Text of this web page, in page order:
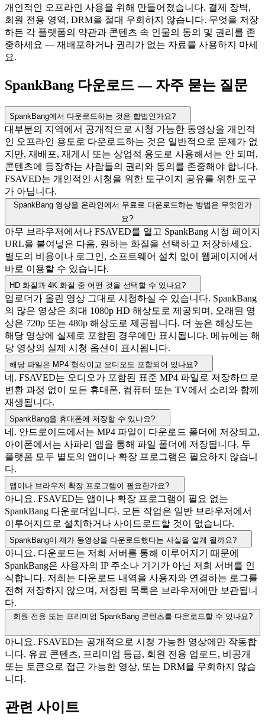
개인적인 오프라인 사용을 위해 만들어졌습니다. 결제 장벽,
회원 전용 영역, DRM을 절대 우회하지 않습니다. 무엇을 저장
하든 각 플랫폼의 약관과 콘텐츠 속 인물의 동의 및 권리를 존
중하세요 — 재배포하거나 권리가 없는 자료를 사용하지 마세
요.
SpankBang 다운로드 — 자주 묻는 질문
SpankBang에서 다운로드하는 것은 합법인가요?
대부분의 지역에서 공개적으로 시청 가능한 동영상을 개인적
인 오프라인 용도로 다운로드하는 것은 일반적으로 문제가 없
지만, 재배포, 재게시 또는 상업적 용도로 사용해서는 안 되며,
콘텐츠에 등장하는 사람들의 권리와 동의를 존중해야 합니다.
FSAVED는 개인적인 시청을 위한 도구이지 공유를 위한 도구
가 아닙니다.
SpankBang 영상을 온라인에서 무료로 다운로드하는 방법은 무엇인가
요?
아무 브라우저에서나 FSAVED를 열고 SpankBang 시청 페이지
URL을 붙여넣은 다음, 원하는 화질을 선택하고 저장하세요.
별도의 비용이나 로그인, 소프트웨어 설치 없이 웹페이지에서
바로 이용할 수 있습니다.
HD 화질과 4K 화질 중 어떤 것을 선택할 수 있나요?
업로더가 올린 영상 그대로 시청하실 수 있습니다. SpankBang
의 많은 영상은 최대 1080p HD 해상도로 제공되며, 오래된 영
상은 720p 또는 480p 해상도로 제공됩니다. 더 높은 해상도는
해당 영상에 실제로 포함된 경우에만 표시됩니다. 메뉴에는 해
당 영상의 실제 시청 옵션이 표시됩니다.
해당 파일은 MP4 형식이고 오디오도 포함되어 있나요?
네. FSAVED는 오디오가 포함된 표준 MP4 파일로 저장하므로
변환 과정 없이 모든 휴대폰, 컴퓨터 또는 TV에서 소리와 함께
재생됩니다.
SpankBang을 휴대폰에 저장할 수 있나요?
네. 안드로이드에서는 MP4 파일이 다운로드 폴더에 저장되고,
아이폰에서는 사파리 앱을 통해 파일 폴더에 저장됩니다. 두
플랫폼 모두 별도의 앱이나 확장 프로그램은 필요하지 않습니
다.
앱이나 브라우저 확장 프로그램이 필요한가요?
아니요. FSAVED는 앱이나 확장 프로그램이 필요 없는
SpankBang 다운로더입니다. 모든 작업은 일반 브라우저에서
이루어지므로 설치하거나 사이드로드할 것이 없습니다.
SpankBang이 제가 동영상을 다운로드했다는 사실을 알게 될까요?
아니요. 다운로드는 저희 서버를 통해 이루어지기 때문에
SpankBang은 사용자의 IP 주소나 기기가 아닌 저희 서버를 인
식합니다. 저희는 다운로드 내역을 사용자와 연결하는 로그를
전혀 저장하지 않으며, 저장된 목록은 브라우저에만 보관됩니
다.
회원 전용 또는 프리미엄 SpankBang 콘텐츠를 다운로드할 수 있나요?
아니요. FSAVED는 공개적으로 시청 가능한 영상에만 작동합
니다. 유료 콘텐츠, 프리미엄 등급, 회원 전용 업로드, 비공개
또는 토큰으로 접근 가능한 영상, 또는 DRM을 우회하지 않습
니다.
관련 사이트